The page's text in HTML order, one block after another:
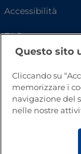
Accessibilità
FAQ
Questo sito
Cliccando su
memorizzare i
navigazione del
nelle nostre